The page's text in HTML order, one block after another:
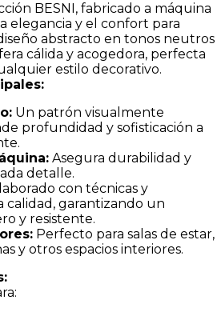
BESNI, fabricado a máquina
elegancia y el confort para
abstracto en tonos neutros
cálida y acogedora, perfecta
estilo decorativo.
Un patrón visualmente
profundidad y sofisticación a
Asegura durabilidad y
detalle.
con técnicas y
calidad, garantizando un
y resistente.
Perfecto para salas de estar,
y otros espacios interiores.